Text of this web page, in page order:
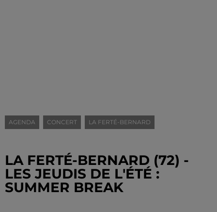
AGENDA CONCERT LA FERTÉ-BERNARD
LA FERTÉ-BERNARD (72) -
LES JEUDIS DE L'ÉTÉ :
SUMMER BREAK